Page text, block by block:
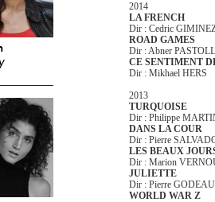
2014
LA FRENCH
Dir : Cedric
ROAD GAMES
Dir : Abner PASTOLL
CE SENTIMENT
Dir : Mikhael HERS
2013
TURQUOISE
Dir : Philippe
DANS LA COUR
Dir : Pierre
LES BEAUX
Dir : Marion
JULIETTE
Dir : Pierre GODEAU
WORLD WAR Z